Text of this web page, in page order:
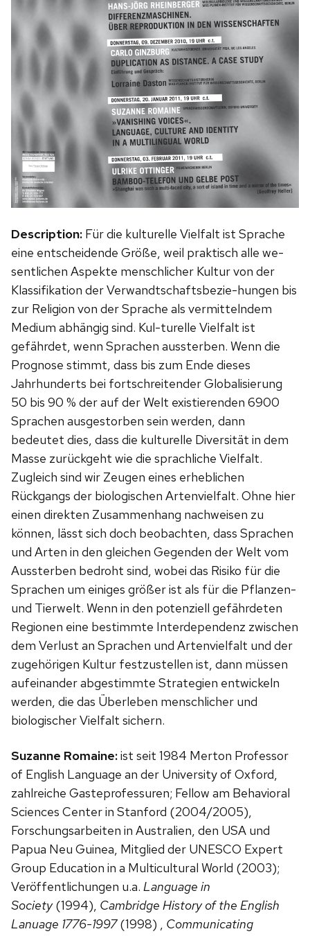
Description: Für die kulturelle Vielfalt ist Sprache
eine entscheidende Größe, weil praktisch alle we-
sentlichen Aspekte menschlicher Kultur von der
Klassifikation der Verwandtschaftsbezie-hungen bis
zur Religion von der Sprache als vermittelndem
Medium abhängig sind. Kul-turelle Vielfalt ist
gefährdet, wenn Sprachen aussterben. Wenn die
Prognose stimmt, dass bis zum Ende dieses
Jahrhunderts bei fortschreitender Globalisierung
50 bis 90 % der auf der Welt existierenden 6900
Sprachen ausgestorben sein werden, dann
bedeutet dies, dass die kulturelle Diversität in dem
Masse zurückgeht wie die sprachliche Vielfalt.
Zugleich sind wir Zeugen eines erheblichen
Rückgangs der biologischen Artenvielfalt. Ohne hier
einen direkten Zusammenhang nachweisen zu
können, lässt sich doch beobachten, dass Sprachen
und Arten in den gleichen Gegenden der Welt vom
Aussterben bedroht sind, wobei das Risiko für die
Sprachen um einiges größer ist als für die Pflanzen-
und Tierwelt. Wenn in den potenziell gefährdeten
Regionen eine bestimmte Interdependenz zwischen
dem Verlust an Sprachen und Artenvielfalt und der
zugehörigen Kultur festzustellen ist, dann müssen
aufeinander abgestimmte Strategien entwickeln
werden, die das Überleben menschlicher und
biologischer Vielfalt sichern.
Suzanne Romaine:ist seit 1984 Merton Professor
of English Language an der University of Oxford,
zahlreiche Gasteprofessuren; Fellow am Behavioral
Sciences Center in Stanford (2004/2005),
Forschungsarbeiten in Australien, den USA und
Papua Neu Guinea, Mitglied der UNESCO Expert
Group Education in a Multicultural World (2003);
Veröffentlichungen u.a. Language in
Society(1994), Cambridge History of the English
Lanuage 1776-1997(1998) , Communicating